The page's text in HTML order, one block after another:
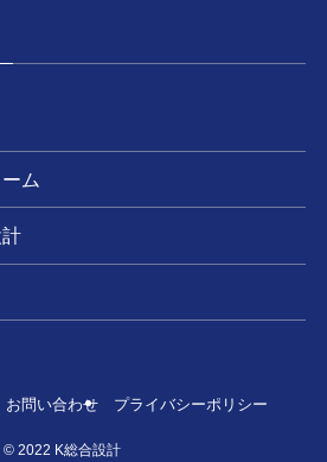
ム
お問い合わせ プライバシーポリシー
©2022 K総合設計